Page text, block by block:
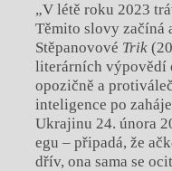
„V létě roku 2023
Těmito slovy
Stěpanovové Trik
literárních výpovědí
opozičně a
inteligence po
Ukrajinu 24. února
egu – připadá, že
dřív, ona sama se